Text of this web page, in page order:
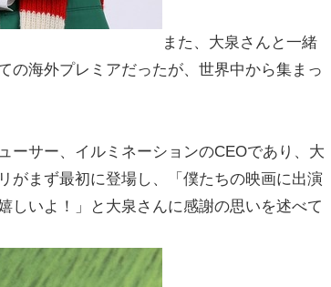
また、大泉さんと一緒
の海外プレミアだったが、世界中から集まっ
ーサー、イルミネーションのCEOであり、大
がまず最初に登場し、「僕たちの映画に出演
いよ！」と大泉さんに感謝の思いを述べて